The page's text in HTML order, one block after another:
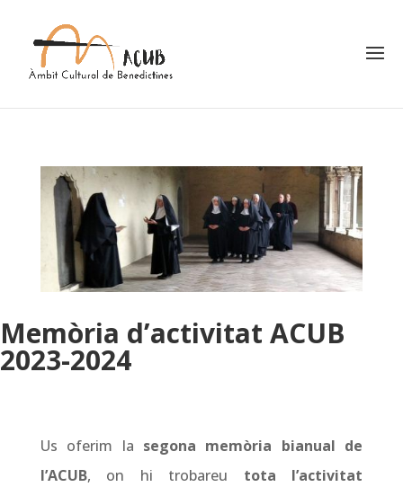
Memòria d’activitat ACUB
2023-2024
Us oferim la segona memòria bianual de
l’ACUB, on hi trobareu tota l’activitat